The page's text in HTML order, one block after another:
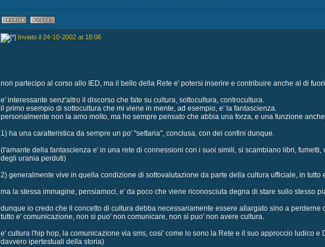
Inviato il 24-10-2002 at 18:06
non partecipo al corso allo IED, ma il bello della Rete e' potersi inserire e contribuire anche al di
e' interessante senz'altro il discorso che fate su cultura, sottocultura, controcultura.
il primo esempio di sottocultura che mi viene in mente, ad esempio, e' la fantascienza.
personalmente non la amo molto, ma ho sempre pensato che abbia una forza, e una funzione
1) ha una caratteristica da sempre un po' "settaria", conclusa, con dei confini dunque.
(l'amante della fantascienza e' in una rete di connessioni con i suoi simili, si scambiano libri,
degli urania perduti)
2) generalmente vive in quella condizione di sottovalutazione da parte della cultura ufficiale, in
ma la stessa immagine, pensiamoci, e' da poco che viene riconosciuta degna di stare sullo stesso
dunque io credo che il concetto di cultura debba necessariamente essere allargato sino a
tutto e' comunicazione, non si puo' non comunicare, non si puo' non avere cultura.
e' cultura l'hip hop, la comunicazione via sms, cosi' come lo sono la Rete e il suo approccio ludico
davvero ipertestuali della storia)